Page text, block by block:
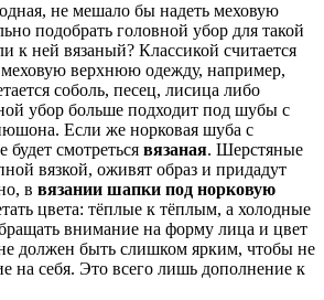
не мешало бы надеть меховую
подобрать головной убор для такой
к ней вязаный? Классикой считается
меховую верхнюю одежду, например,
соболь, песец, лисица либо
убор больше подходит под шубы с
Если же норковая шуба с
смотреться вязаная. Шерстяные
вязкой, оживят образ и придадут
в вязании шапки под норковую
цвета: тёплые к тёплым, а холодные
внимание на форму лица и цвет
должен быть слишком ярким, чтобы не
на себя. Это всего лишь дополнение к